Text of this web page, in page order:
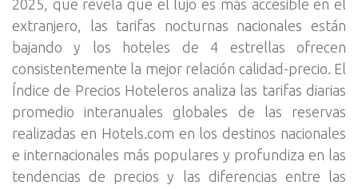
2025, que revela que el lujo es más accesible en el
extranjero, las tarifas nocturnas nacionales están
bajando y los hoteles de 4 estrellas ofrecen
consistentemente la mejor relación calidad-precio. El
Índice de Precios Hoteleros analiza las tarifas diarias
promedio interanuales globales de las reservas
realizadas en Hotels.com en los destinos nacionales
e internacionales más populares y profundiza en las
tendencias de precios y las diferencias entre las